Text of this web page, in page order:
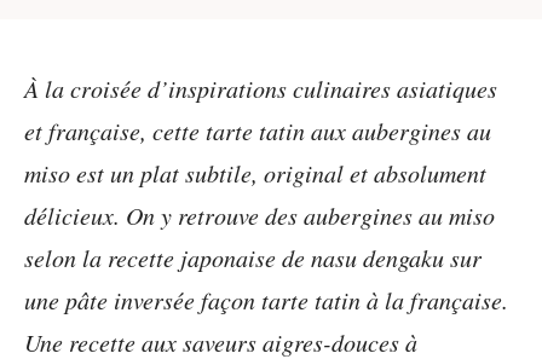
À la croisée d’inspirations culinaires asiatiques
et française, cette tarte tatin aux aubergines au
miso est un plat subtile, original et absolument
délicieux. On y retrouve des aubergines au miso
selon la recette japonaise de nasu dengaku sur
une pâte inversée façon tarte tatin à la française.
Une recette aux saveurs aigres-douces à